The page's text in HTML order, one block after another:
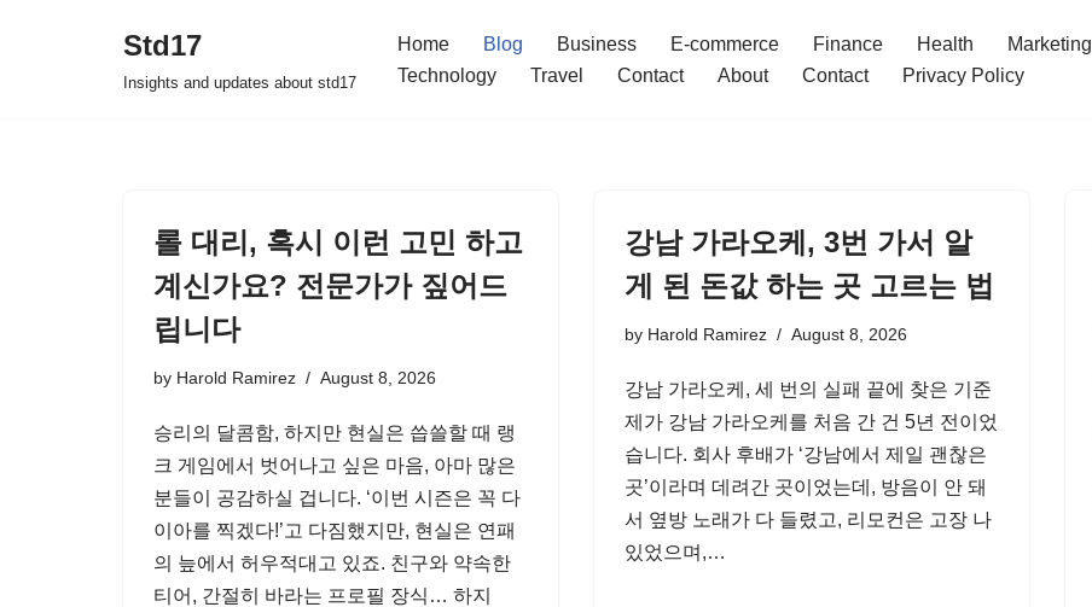
Std17
Insights and updates about std17
Home Blog Business E-commerce Finance Health Marketing
Technology
Travel Contact About Contact Privacy Policy
롤 대리, 혹시 이런 고민 하고
계신가요? 전문가가 짚어드
립니다
by Harold Ramirez August 8, 2026
승리의 달콤함, 하지만 현실은 씁쓸할 때 랭
크 게임에서 벗어나고 싶은 마음, 아마 많은
분들이 공감하실 겁니다. ‘이번 시즌은 꼭 다
이아를 찍겠다!’고 다짐했지만, 현실은 연패
의 늪에서 허우적대고 있죠. 친구와 약속한
티어, 간절히 바라는 프로필 장식… 하지
강남 가라오케, 3번 가서 알
게 된 돈값 하는 곳 고르는 법
by Harold Ramirez August 8, 2026
강남 가라오케, 세 번의 실패 끝에 찾은 기준
제가 강남 가라오케를 처음 간 건 5년 전이었
습니다. 회사 후배가 ‘강남에서 제일 괜찮은
곳’이라며 데려간 곳이었는데, 방음이 안 돼
서 옆방 노래가 다 들렸고, 리모컨은 고장 나
있었으며,…